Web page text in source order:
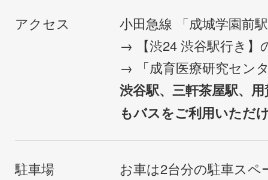
アクセス
小田急線 「成城学園前
→ 【渋24 渋谷駅行き】
→ 「成育医療研究セン
渋谷駅、三軒茶屋駅、
もバスをご利用いただ
駐車場
お車は2台分の駐車ス